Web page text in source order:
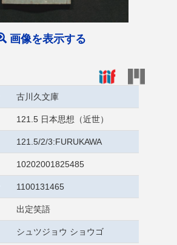
画像を表示する
古川久文庫
121.5 日本思想（近世）
121.5/2/3:FURUKAWA
10202001825485
1100131465
出定笑語
シュツジョウ ショウゴ